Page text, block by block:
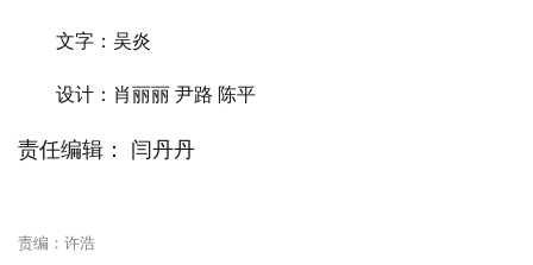
文字：吴炎
设计：肖丽丽 尹路 陈平
责任编辑： 闫丹丹
责编：许浩